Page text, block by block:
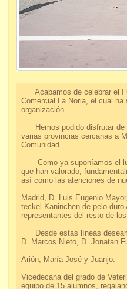
Acabamos de celebrar el I
Comercial La Noria, el cual
organización.
Hemos podido disfrutar de
varias provincias cercanas a
Comunidad.
Como ya suponíamos el
que han valorado,
así como las
El Juez
Madrid, D. Luis Eugenio
teckel Kaninchen de pelo
Desde estas líneas
D. Marcos Nieto, D.
Como
Arión,
Y, como no, a
Vicedecana del grado de
equipo de 15 alumnos,